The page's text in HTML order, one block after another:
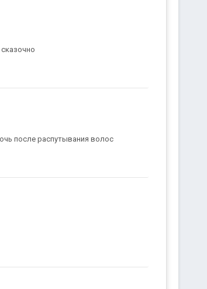
после распутывания волос